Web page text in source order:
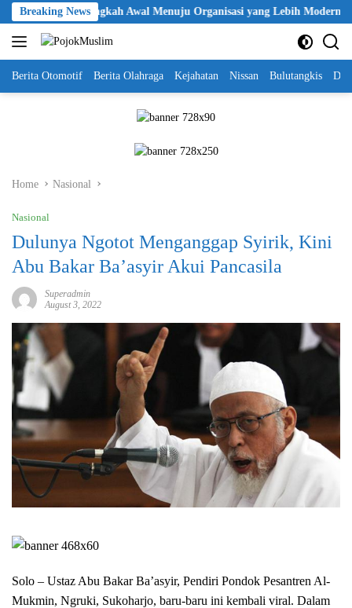
Skip
to
content
Breaking News
Polri Jadi Langkah Awal Menuju Organisasi yang Lebih Modern
Berita Otomotif Berita Olahraga Kejahatan Nissan Bulutangkis
Home Nasional
Nasional
Dulunya Ngotot Menganggap Syirik, Kini
Abu Bakar Ba’asyir Akui Pancasila
Superadmin
August 3, 2022
Solo – Ustaz Abu Bakar Ba’asyir, Pendiri Pondok Pesantren Al-
Mukmin, Ngruki, Sukoharjo, baru-baru ini kembali viral. Dalam